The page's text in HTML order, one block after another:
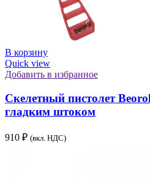
В корзину
Quick view
Добавить в избранное
Скелетный пистолет
гладким штоком
910 ₽ (вкл. НДС)